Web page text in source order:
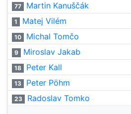
77 Martin Kanuščák
1 Matej Vilém
10 Michal Tomčo
9 Miroslav Jakab
18 Peter Kall
13 Peter Pöhm
23 Radoslav Tomko